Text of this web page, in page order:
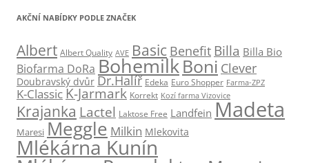
AKČNÍ NABÍDKY PODLE ZNAČEK
Albert Albert Quality AVE Basic Benefit Billa Billa Bio
Biofarma DoRa BohemilkBoni Clever
Doubravský dvůr Dr.Halíř Edeka Euro Shopper Farma-ZPZ
K-ClassicK-Jarmark Korrekt Kozí farma Vizovice
Krajanka Lactel Laktose Free Landfein Madeta
Maresi Meggle Milkin Mlekovita
Mlékárna Kunín